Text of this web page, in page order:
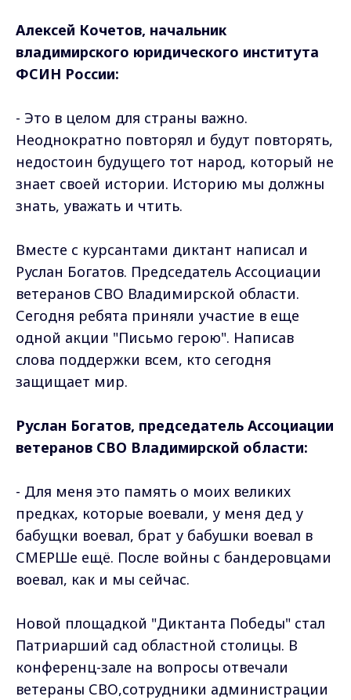
Алексей Кочетов, начальник
владимирского юридического института
ФСИН России:
- Это в целом для страны важно.
Неоднократно повторял и будут повторять,
недостоин будущего тот народ, который не
знает своей истории. Историю мы должны
знать, уважать и чтить.
Вместе с курсантами диктант написал и
Руслан Богатов. Председатель Ассоциации
ветеранов СВО Владимирской области.
Сегодня ребята приняли участие в еще
одной акции "Письмо герою". Написав
слова поддержки всем, кто сегодня
защищает мир.
Руслан Богатов, председатель Ассоциации
ветеранов СВО Владимирской области:
- Для меня это память о моих великих
предках, которые воевали, у меня дед у
бабущки воевал, брат у бабушки воевал в
СМЕРШе ещё. После войны с бандеровцами
воевал, как и мы сейчас.
Новой площадкой "Диктанта Победы" стал
Патриарший сад областной столицы. В
конференц-зале на вопросы отвечали
ветераны СВО,сотрудники администрации